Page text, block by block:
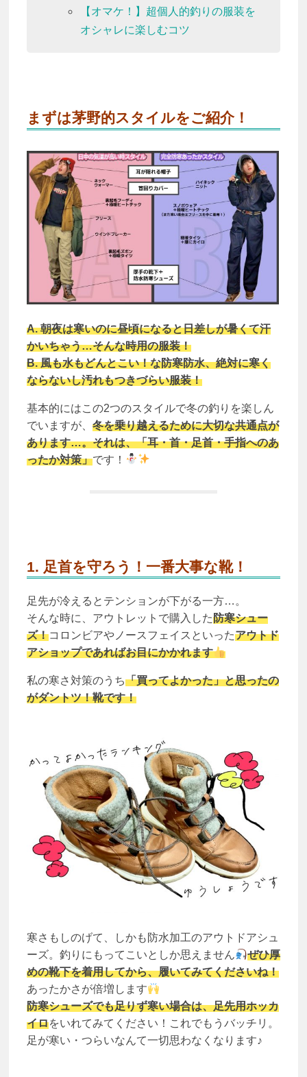
【オマケ！】超個人的釣りの服装を
オシャレに楽しむコツ
まずは茅野的スタイルをご紹介！
A. 朝夜は寒いのに昼頃になると日差しが暑くて汗
かいちゃう…そんな時用の服装！
B. 風も水もどんとこい！な防寒防水、絶対に寒く
ならないし汚れもつきづらい服装！
基本的にはこの2つのスタイルで冬の釣りを楽しん
でいますが、 冬を乗り越えるために大切な共通点が
あります…。それは、「耳・首・足首・手指へのあ
ったか対策」です！
1. 足首を守ろう！一番大事な靴！
足先が冷えるとテンションが下がる一方…。
そんな時に、アウトレットで購入した防寒シュー
ズ！コロンビアやノースフェイスといったアウトド
アショップであればお目にかかれます
私の寒さ対策のうち「買ってよかった」と思ったの
がダントツ！靴です！
寒さもしのげて、しかも防水加工のアウトドアシュ
ーズ。釣りにもってこいとしか思えません
ぜひ厚
めの靴下を着用してから、履いてみてくださいね！
あったかさが倍増します
防寒シューズでも足りず寒い場合は、足先用ホッカ
イロをいれてみてください！これでもうバッチリ。
足が寒い・つらいなんて一切思わなくなります♪